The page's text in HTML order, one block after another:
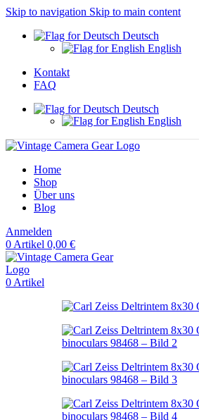
Skip to navigation Skip to main content
Deutsch
English
Kontakt
FAQ
Deutsch
English
Home
Shop
Über uns
Blog
Anmelden
0 Artikel 0,00 €
0 Artikel